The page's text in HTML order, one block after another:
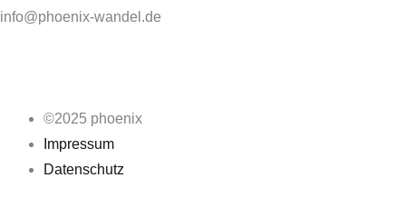
info@phoenix-wandel.de
©2025 phoenix
Impressum
Datenschutz